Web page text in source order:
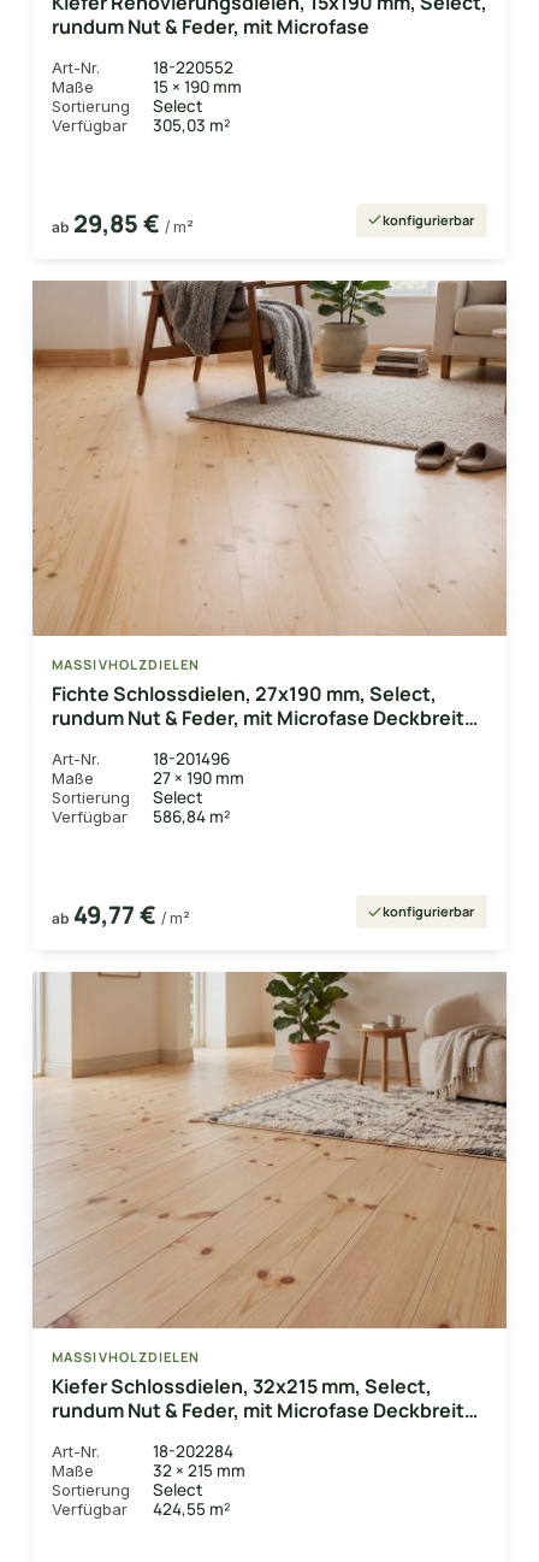
rundum Nut & Feder, mit Microfase
Art-Nr. 18-220552
Maße 15 × 190 mm
Sortierung Select
Verfügbar 305,03 m²
ab 29,85 € / m² konfigurierbar
MASSIVHOLZDIELEN
Fichte Schlossdielen, 27x190 mm, Select,
rundum Nut & Feder, mit Microfase Deckbreite
Art-Nr. 18-201496
Maße 27 × 190 mm
Sortierung Select
Verfügbar 586,84 m²
ab 49,77 € / m² konfigurierbar
MASSIVHOLZDIELEN
Kiefer Schlossdielen, 32x215 mm, Select,
rundum Nut & Feder, mit Microfase Deckbreite
Art-Nr. 18-202284
Maße 32 × 215 mm
Sortierung Select
Verfügbar 424,55 m²